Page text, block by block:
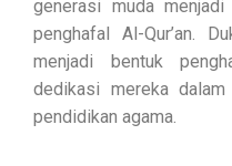
generasi muda
penghafal Al-Qur’an.
menjadi bentuk
dedikasi mereka
pendidikan agama.